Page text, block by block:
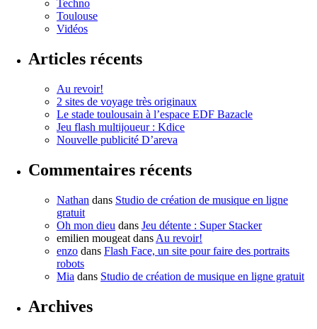
Techno
Toulouse
Vidéos
Articles récents
Au revoir!
2 sites de voyage très originaux
Le stade toulousain à l’espace EDF Bazacle
Jeu flash multijoueur : Kdice
Nouvelle publicité D’areva
Commentaires récents
Nathan dans Studio de création de musique en ligne
gratuit
Oh mon dieu dans Jeu détente : Super Stacker
emilien mougeat dans Au revoir!
enzo dans Flash Face, un site pour faire des portraits
robots
Mia dans Studio de création de musique en ligne gratuit
Archives